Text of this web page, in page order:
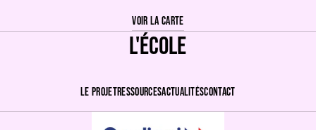
VOIR LA CARTE
L'ÉCOLE
LE PROJETRESSOURCESACTUALITÉSCONTACT